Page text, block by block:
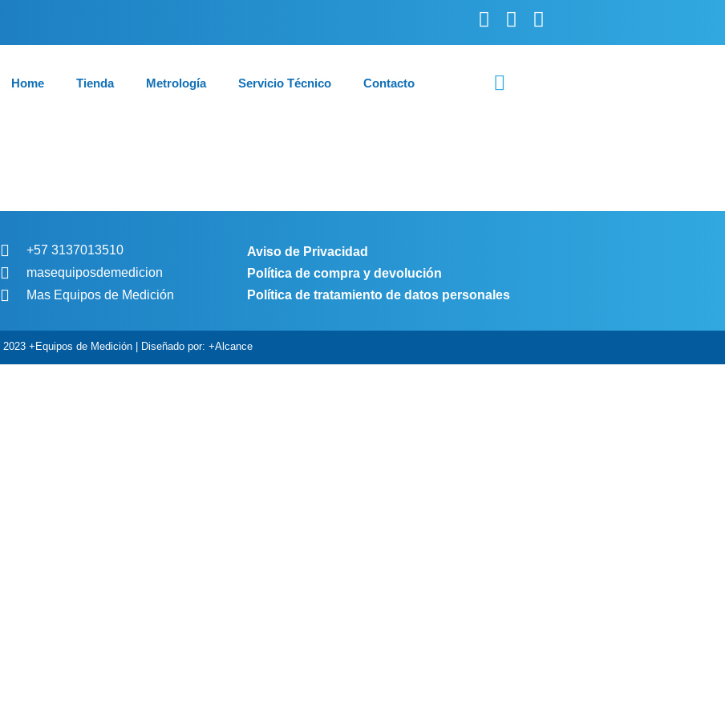
Home Tienda Metrología Servicio Técnico Contacto
+57 3137013510
masequiposdemedicion
Mas Equipos de Medición
Aviso de Privacidad
Política de compra y devolución
Política de tratamiento de datos personales
2023 +Equipos de Medición | Diseñado por: +Alcance